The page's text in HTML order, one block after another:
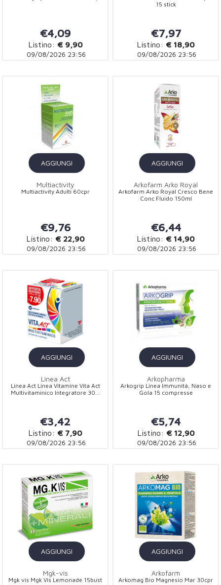
€4,09
Listino: € 9,90
09/08/2026 23:56
15 stick
€7,97
Listino: € 18,90
09/08/2026 23:56
AGGIUNGI
Multiactivity
Multiactivity Adulti 60cpr
€9,76
Listino: € 22,90
09/08/2026 23:56
AGGIUNGI
Arkofarm Arko Royal
Arkofarm Arko Royal Cresco Bene
Conc Fluido 150ml
€6,44
Listino: € 14,90
09/08/2026 23:56
AGGIUNGI
Linea Act
Linea Act Linea Vitamine Vita Act
Multivitaminico Integratore 30...
€3,42
Listino: € 7,90
09/08/2026 23:56
AGGIUNGI
Arkopharma
Arkogrip Linea Immunità, Naso e
Gola 15 compresse
€5,74
Listino: € 12,90
09/08/2026 23:56
AGGIUNGI
Mgk-vis
Mgk vis Mgk Vis Lemonade 15bust
AGGIUNGI
Arkofarm
Arkomag Bio Magnesio Mar 30cpr